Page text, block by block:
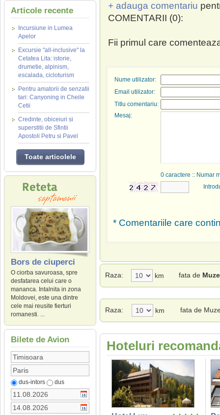
Articole recente
Incursiune in Lumea
Apelor
Excursie "all-inclusive" la
Cetatea Lita: istorie,
drumetie, alpinism,
escalada, cicloturism
Pentru amatorii de senzatii
tari: Canyoning in Cheile
Cetii
Credinte, obiceiuri si
superstitii de Sfintii
Apostoli Petru si Pavel
Toate articolele
Bors de ciuperci
O ciorba savuroasa, spre
desfatarea celui care o
mananca. Intalnita in zona
Moldovei, este una dintre
cele mai reusite fierturi
romanesti. ...
Bilete de Avion
dus-intors dus
+ adauga comentariu
COMENTARII (0):
Fii primul care
Nume utilizator:
Email utilizator:
Titlu comentariu:
Mesaj:
0 caractere :: Numar
* Comentariile care
Raza: km fata de
Raza: km fata de
Hoteluri